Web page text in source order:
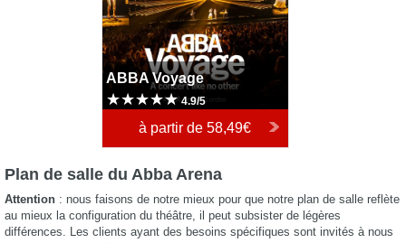
ABBA Voyage
4.9/5
à partir de58,49€
Plan de salle du Abba Arena
Attention : nous faisons de notre mieux pour que notre plan de salle reflète
au mieux la configuration du théâtre, il peut subsister de légères
différences. Les clients ayant des besoins spécifiques sont invités à nous